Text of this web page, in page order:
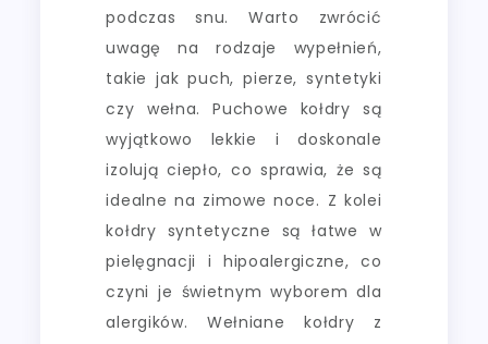
podczas snu. Warto zwrócić
uwagę na rodzaje wypełnień,
takie jak puch, pierze, syntetyki
czy wełna. Puchowe kołdry są
wyjątkowo lekkie i doskonale
izolują ciepło, co sprawia, że są
idealne na zimowe noce. Z kolei
kołdry syntetyczne są łatwe w
pielęgnacji i hipoalergiczne, co
czyni je świetnym wyborem dla
alergików. Wełniane kołdry z